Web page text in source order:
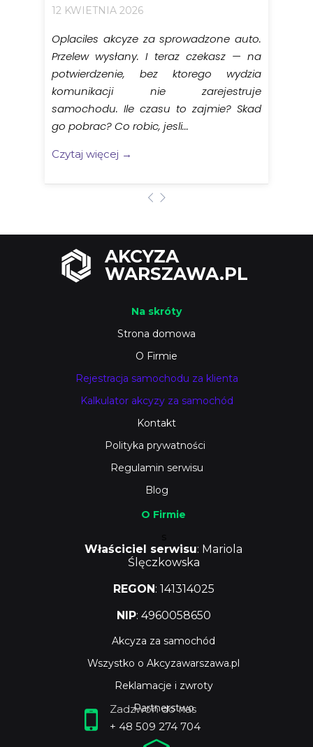
AKCYZA
WARSZAWA.PL
Zadzwoń do nas
+ 48 509 274 704
O Firmie
Właściciel serwisu: Mariola
Ślęczkowska
REGON: 141314025
NIP: 4960058650
Akcyza za samochód
Wszystko o Akcyzawarszawa.pl
Reklamacje i zwroty
Partnerstwo
Na skróty
Strona domowa
O Firmie
Rejestracja samochodu za klienta
Kalkulator akcyzy za samochód
Kontakt
Polityka prywatności
Regulamin serwisu
Blog
12 KWIETNIA 2026
Oplaciles akcyze za sprowadzone auto.
Przelew wysłany. I teraz czekasz — na
potwierdzenie, bez ktorego wydzia
komunikacji nie zarejestruje
samochodu. Ile czasu to zajmie? Skad
go pobrac? Co robic, jesli...
Czytaj więcej →